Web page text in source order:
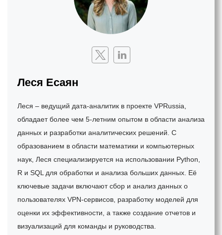
Леся Есаян
Леся – ведущий дата-аналитик в проекте VPRussia,
обладает более чем 5-летним опытом в области анализа
данных и разработки аналитических решений. С
образованием в области математики и компьютерных
наук, Леся специализируется на использовании Python,
R и SQL для обработки и анализа больших данных. Её
ключевые задачи включают сбор и анализ данных о
пользователях VPN-сервисов, разработку моделей для
оценки их эффективности, а также создание отчетов и
визуализаций для команды и руководства.